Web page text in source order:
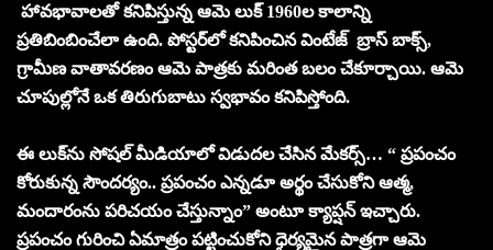
హావభావాలతో కనిపిస్తున్న ఆమె లుక్ 1960ల కాలాన్ని
ప్రతిబింబించేలా ఉంది. పోస్టర్‌లో కనిపించిన వింటేజ్ బ్రాస్ బాక్స్,
గ్రామీణ వాతావరణం ఆమె పాత్రకు మరింత బలం చేకూర్చాయి. ఆమె
చూపుల్లోనే ఒక తిరుగుబాటు స్వభావం కనిపిస్తోంది.
ఈ లుక్‌ను సోషల్ మీడియాలో విడుదల చేసిన మేకర్స్… “ ప్రపంచం
కోరుకున్న సౌందర్యం.. ప్రపంచం ఎన్నడూ అర్థం చేసుకోని ఆత్మ,
మందారంను పరిచయం చేస్తున్నాం” అంటూ క్యాప్షన్ ఇచ్చారు.
ప్రపంచం గురించి ఏమాత్రం పట్టించుకోని ధైర్యమైన పాత్రగా ఆమె